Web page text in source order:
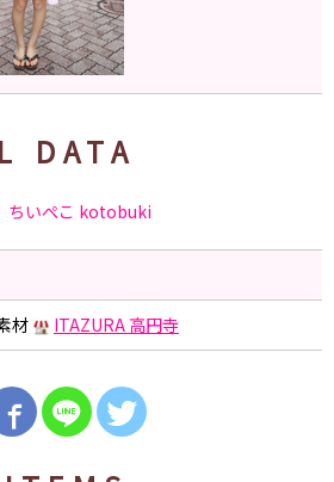
DATA
ちいぺこ kotobuki
材 ITAZURA 高円寺